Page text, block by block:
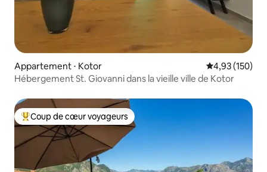
Appartement ⋅ Kotor Évaluation
4,93 (150)
Hébergement St. Giovanni dans la vieille ville de Kotor
Coups de cœur voyageurs les plus appréciés
Coup de cœur voyageurs